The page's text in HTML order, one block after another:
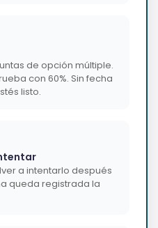
de opción múltiple.
con 60%. Sin fecha
listo.
a intentarlo después
queda registrada la